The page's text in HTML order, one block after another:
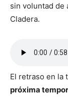
sin voluntad de
Cladera.
El retraso en la
próxima